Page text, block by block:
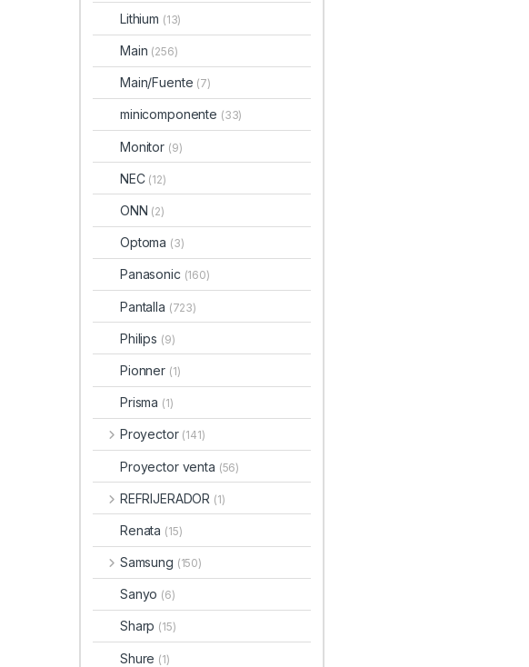
Lithium (13)
Main (256)
Main/Fuente (7)
minicomponente (33)
Monitor (9)
NEC (12)
ONN (2)
Optoma (3)
Panasonic (160)
Pantalla (723)
Philips (9)
Pionner (1)
Prisma (1)
Proyector (141)
Proyector venta (56)
REFRIJERADOR (1)
Renata (15)
Samsung (150)
Sanyo (6)
Sharp (15)
Shure (1)